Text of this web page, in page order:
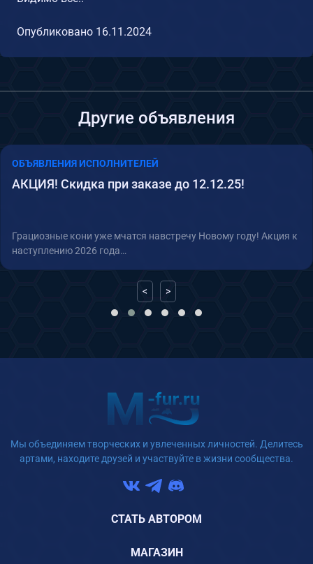
Опубликовано 16.11.2024
Другие объявления
ОБЪЯВЛЕНИЯ ИСПОЛНИТЕЛЕЙ
АКЦИЯ! Скидка при заказе до 12.12.25!
Грациозные кони уже мчатся навстречу Новому году! Акция к
наступлению 2026 года…
< >
Мы объединяем творческих и увлеченных личностей. Делитесь
артами, находите друзей и участвуйте в жизни сообщества.
СТАТЬ АВТОРОМ
МАГАЗИН